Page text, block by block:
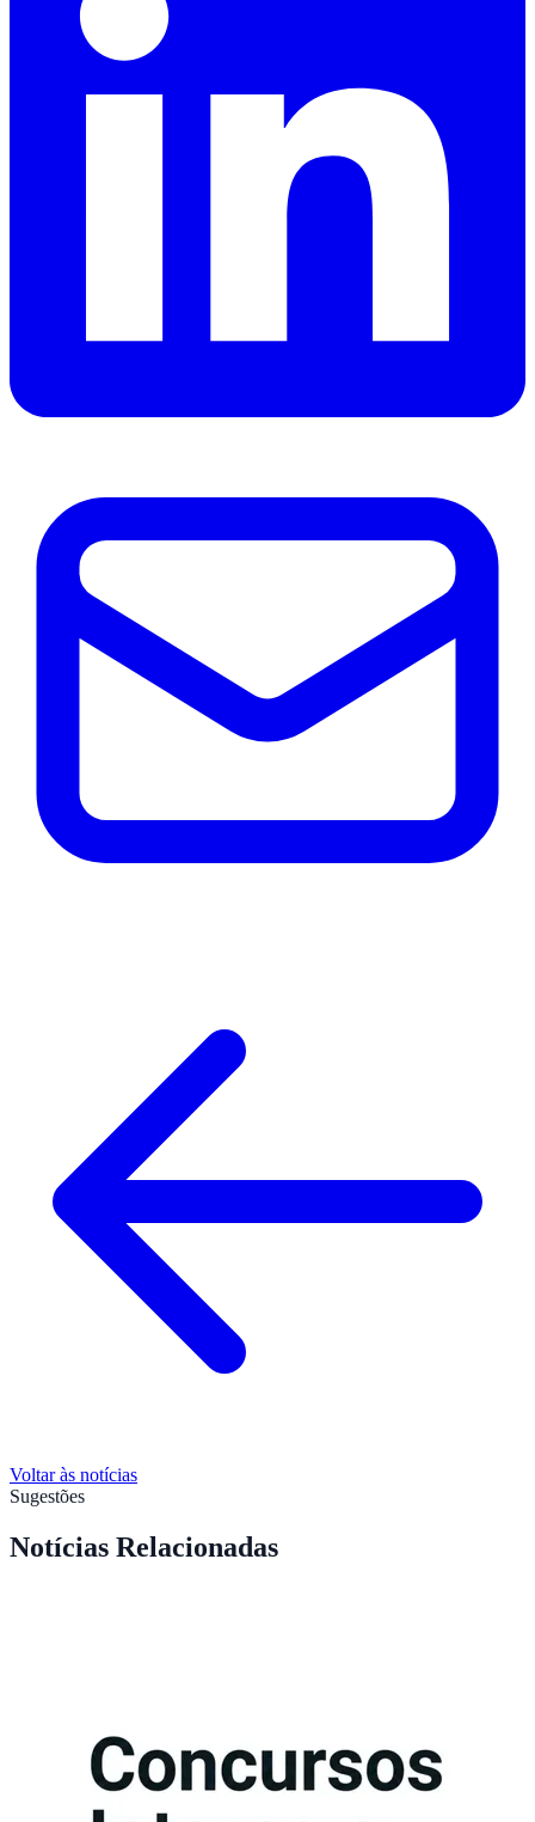
Voltar às notícias
Sugestões
Notícias Relacionadas